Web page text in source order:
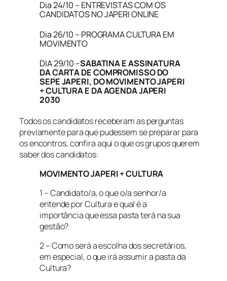
Dia 24/10 – ENTREVISTAS COM OS
CANDIDATOS NO JAPERI ONLINE
Dia 26/10 – PROGRAMA CULTURA EM
MOVIMENTO
DIA 29/10 –SABATINA E ASSINATURA
DA CARTA DE COMPROMISSO DO
SEPE JAPERI, DO MOVIMENTO JAPERI
+ CULTURA E DA AGENDA JAPERI
2030
Todos os candidatos receberam as perguntas
previamente para que pudessem se preparar para
os encontros, confira aqui o que os grupos querem
saber dos candidatos:
MOVIMENTO JAPERI + CULTURA
1 – Candidato/a, o que o/a senhor/a
entende por Cultura e qual é a
importância que essa pasta terá na sua
gestão?
2 – Como será a escolha dos secretários,
em especial, o que irá assumir a pasta da
Cultura?